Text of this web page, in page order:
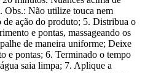
Obs.: Não utilize touca nem
de ação do produto; 5. Distribua o
e pontas, massageando os
de maneira uniforme; Deixe
e pontas; 6. Terminado o tempo
saia limpa; 7. Aplique a